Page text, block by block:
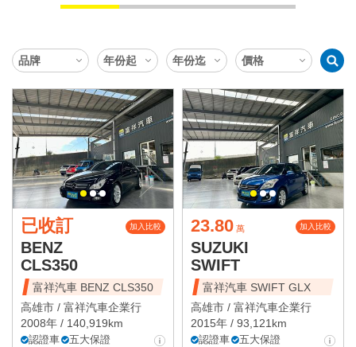
已收訂 加入比較
BENZ
CLS350
富祥汽車 BENZ CLS350
高雄市 / 富祥汽車企業行
2008年 / 140,919km
認證車
五大保證
23.80 萬 加入比較
SUZUKI
SWIFT
富祥汽車 SWIFT GLX
高雄市 / 富祥汽車企業行
2015年 / 93,121km
認證車
五大保證